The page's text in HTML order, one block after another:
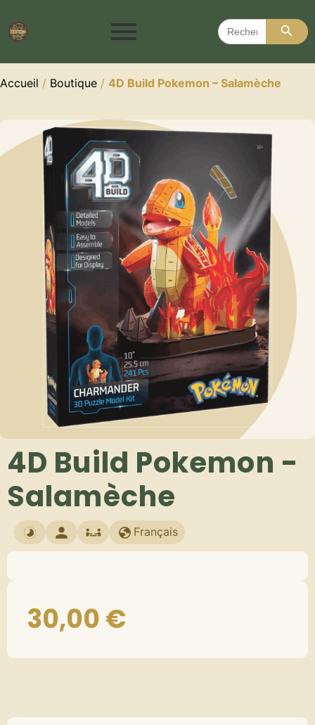
Search
for:
Search
Accueil / Boutique / 4D Build Pokemon – Salamèche
4D Build Pokemon -
Salamèche
Français
30,00€